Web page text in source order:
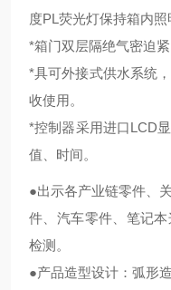
度PL荧光灯保持箱内照
*箱门双层隔绝气密迫
*具可外接式供水系统
收使用。
*控制器采用进口LCD
值、时间。
●出示各产业链零件、
件、汽车零件、笔记
检测。
●产品造型设计：弧形